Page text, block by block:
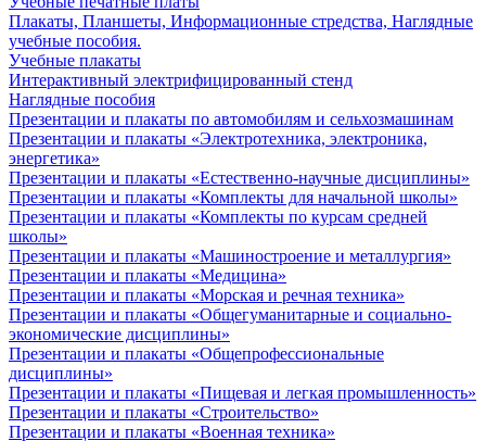
Плакаты, Планшеты, Информационные стредства, Наглядные
учебные пособия.
Учебные плакаты
Интерактивный электрифицированный стенд
Наглядные пособия
Презентации и плакаты по автомобилям и сельхозмашинам
Презентации и плакаты «Электротехника, электроника,
энергетика»
Презентации и плакаты «Естественно-научные дисциплины»
Презентации и плакаты «Комплекты для начальной школы»
Презентации и плакаты «Комплекты по курсам средней
школы»
Презентации и плакаты «Машиностроение и металлургия»
Презентации и плакаты «Медицина»
Презентации и плакаты «Морская и речная техника»
Презентации и плакаты «Общегуманитарные и социально-
экономические дисциплины»
Презентации и плакаты «Общепрофессиональные
дисциплины»
Презентации и плакаты «Пищевая и легкая промышленность»
Презентации и плакаты «Строительство»
Презентации и плакаты «Военная техника»